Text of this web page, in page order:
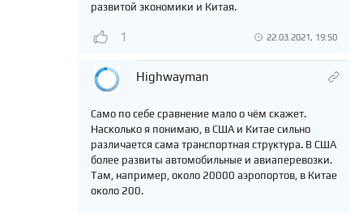
развитой экономики и Китая.
1 22.03.2021, 19:50
Highwayman
Само по себе сравнение мало о чём скажет.
Насколько я понимаю, в США и Китае сильно
различается сама транспортная структура. В США
более развиты автомобильные и авиаперевозки.
Там, например, около 20000 аэропортов, в Китае
около 200.